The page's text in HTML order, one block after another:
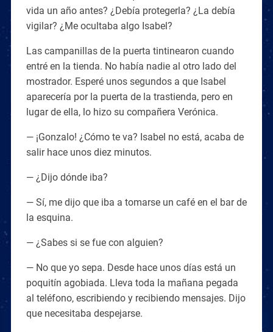
vida un año antes? ¿Debía protegerla? ¿La debía
vigilar? ¿Me ocultaba algo Isabel?
Las campanillas de la puerta tintinearon cuando
entré en la tienda. No había nadie al otro lado del
mostrador. Esperé unos segundos a que Isabel
aparecería por la puerta de la trastienda, pero en
lugar de ella, lo hizo su compañera Verónica.
— ¡Gonzalo! ¿Cómo te va? Isabel no está, acaba de
salir hace unos diez minutos.
— ¿Dijo dónde iba?
— Sí, me dijo que iba a tomarse un café en el bar de
la esquina.
— ¿Sabes si se fue con alguien?
— No que yo sepa. Desde hace unos días está un
poquitín agobiada. Lleva toda la mañana pegada
al teléfono, escribiendo y recibiendo mensajes. Dijo
que necesitaba despejarse.